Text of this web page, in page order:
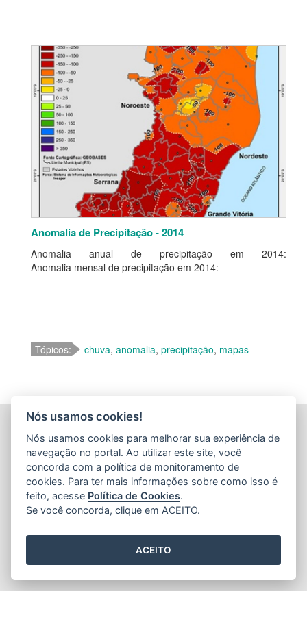
Anomalia de Precipitação - 2014
Anomalia anual de precipitação em 2014:
Anomalia mensal de precipitação em 2014:
Tópicos: chuva, anomalia, precipitação, mapas
TÉCNICA E EXTENSÃO RURAL - INCAPER
(INCAPER)
Rua Afonso Sarlo,160 - Bento Ferreira
CEP: 29052-010 - Vitória / ES
Tel.: (27) 3636-9800 / (27) 3636-9888
Nós usamos cookies!
Nós usamos cookies para melhorar sua experiência de
navegação no portal. Ao utilizar este site, você
concorda com a política de monitoramento de
cookies. Para ter mais informações sobre como isso é
feito, acesse Política de Cookies.
Se você concorda, clique em ACEITO.
ACEITO